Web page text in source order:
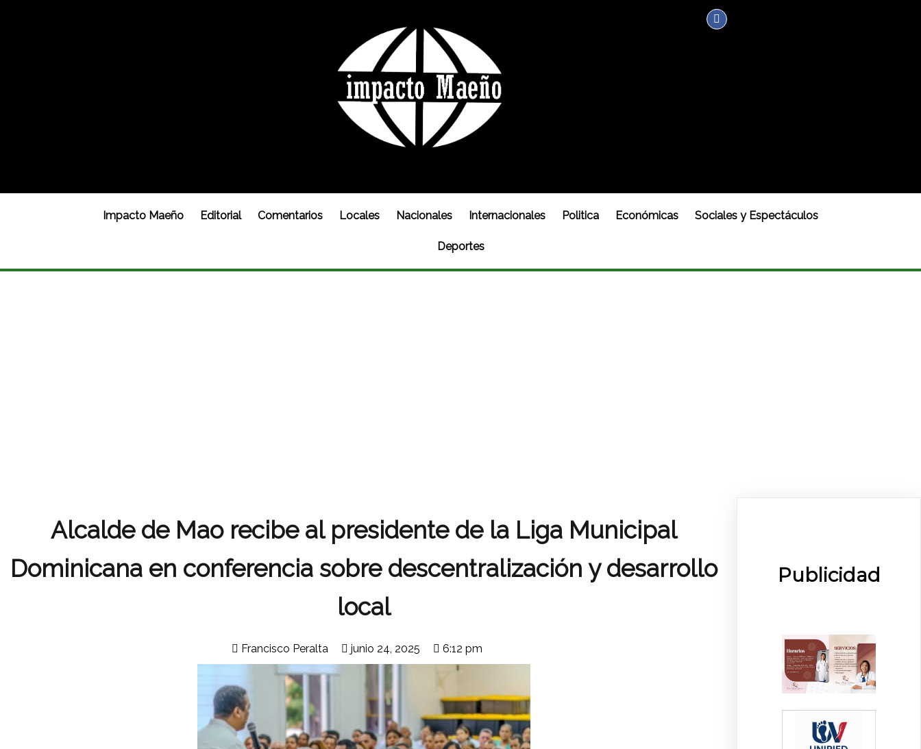
Impacto Maeño Editorial Comentarios Locales Nacionales Internacionales Politica Económicas Sociales y Espectáculos
Deportes
Alcalde de Mao recibe al presidente de la Liga Municipal
Dominicana en conferencia sobre descentralización y desarrollo
local
Francisco Peralta junio 24, 2025 6:12 pm
Publicidad